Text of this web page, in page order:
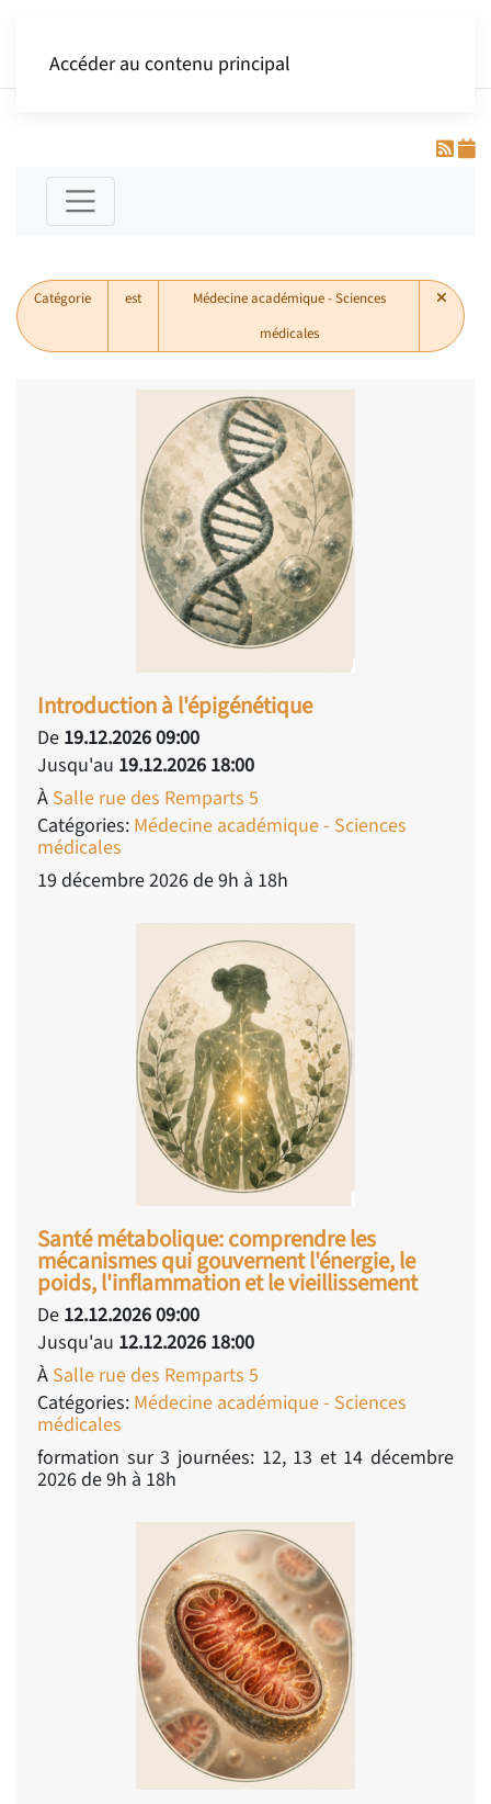
Accéder au contenu principal
Catégorie est
Médecine académique - Sciences
médicales
Introduction à l'épigénétique
De 19.12.2026 09:00
Jusqu'au 19.12.2026 18:00
À Salle rue des Remparts 5
Catégories: Médecine académique - Sciences
médicales
19 décembre 2026 de 9h à 18h
Santé métabolique: comprendre les
mécanismes qui gouvernent l'énergie, le
poids, l'inflammation et le vieillissement
De 12.12.2026 09:00
Jusqu'au 12.12.2026 18:00
À Salle rue des Remparts 5
Catégories: Médecine académique - Sciences
médicales
formation sur 3 journées: 12, 13 et 14 décembre
2026 de 9h à 18h